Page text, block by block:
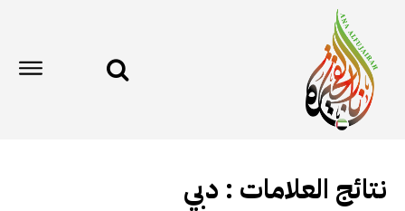
نتائج العلامات : دبي